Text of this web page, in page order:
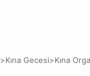
>Kına Gecesi>Kına